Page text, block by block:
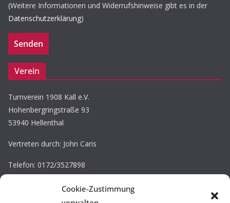
Cookie-Zustimmung
(Weitere Informationen und Widerrufshinweise gibt es in der
Datenschutzerklärung)
Verein
Turnverein 1908 Kall e.V.
Hohenbergringstraße 93
53940 Hellenthal
Vertreten durch: John Caris
Telefon: 0172/3527898
Eintragung im Vereinsregister.